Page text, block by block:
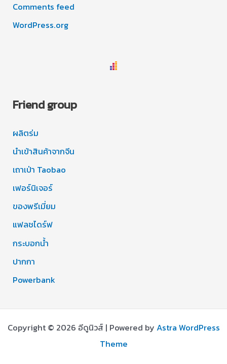
Comments feed
WordPress.org
Friend group
ผลิตร่ม
นำเข้าสินค้าจากจีน
เถาเป่า Taobao
เฟอร์นิเจอร์
ของพรีเมี่ยม
แฟลชไดร์ฟ
กระบอกน้ำ
ปากกา
Powerbank
Copyright © 2026 อีดูนิวส์ | Powered by Astra WordPress
Theme